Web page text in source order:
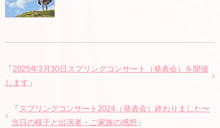
「 2025年3月30日スプリングコンサート（発表会）を開催
します 」
「 スプリングコンサート2024（発表会）終わりました〜
当日の様子と出演者・ご家族の感想 」